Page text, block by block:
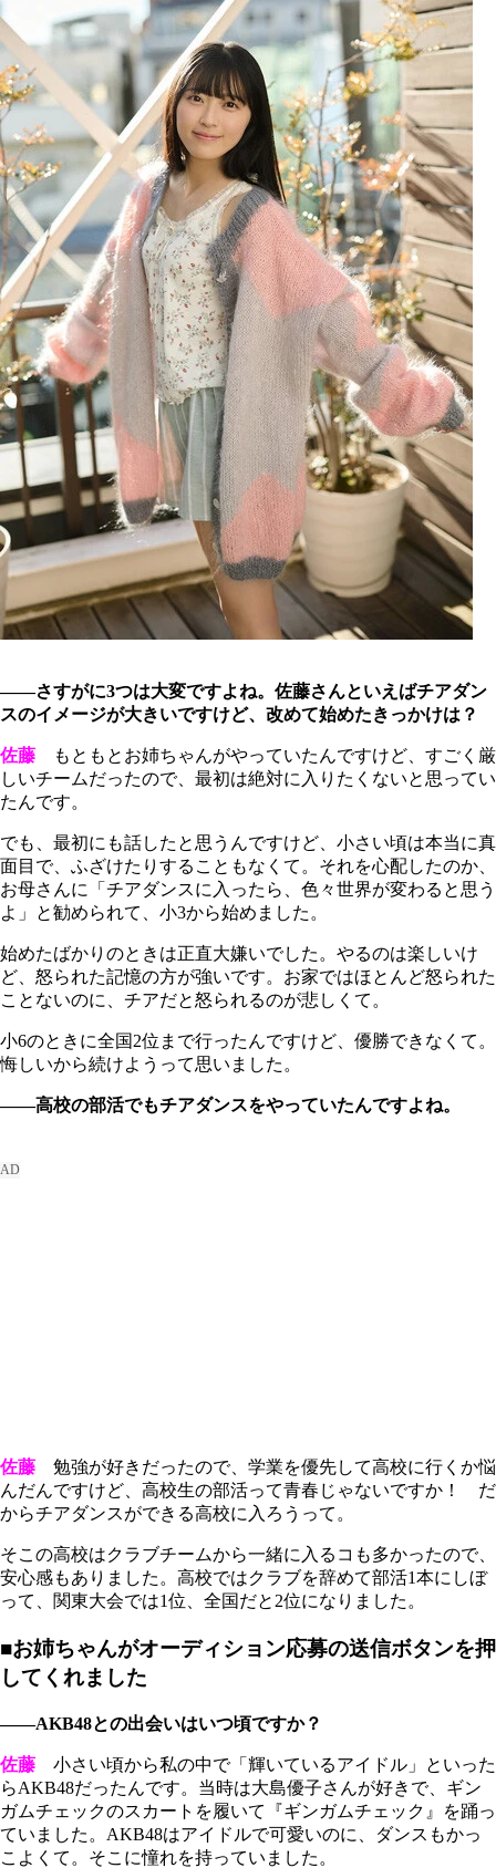
――さすがに3つは大変ですよね。佐藤さんといえばチアダン
スのイメージが大きいですけど、改めて始めたきっかけは？
佐藤 もともとお姉ちゃんがやっていたんですけど、すごく厳
しいチームだったので、最初は絶対に入りたくないと思ってい
たんです。
でも、最初にも話したと思うんですけど、小さい頃は本当に真
面目で、ふざけたりすることもなくて。それを心配したのか、
お母さんに「チアダンスに入ったら、色々世界が変わると思う
よ」と勧められて、小3から始めました。
始めたばかりのときは正直大嫌いでした。やるのは楽しいけ
ど、怒られた記憶の方が強いです。お家ではほとんど怒られた
ことないのに、チアだと怒られるのが悲しくて。
小6のときに全国2位まで行ったんですけど、優勝できなくて。
悔しいから続けようって思いました。
――高校の部活でもチアダンスをやっていたんですよね。
佐藤 勉強が好きだったので、学業を優先して高校に行くか悩
んだんですけど、高校生の部活って青春じゃないですか！ だ
からチアダンスができる高校に入ろうって。
そこの高校はクラブチームから一緒に入るコも多かったので、
安心感もありました。高校ではクラブを辞めて部活1本にしぼ
って、関東大会では1位、全国だと2位になりました。
■お姉ちゃんがオーディション応募の送信ボタンを押
してくれました
――AKB48との出会いはいつ頃ですか？
佐藤 小さい頃から私の中で「輝いているアイドル」といった
らAKB48だったんです。当時は大島優子さんが好きで、ギン
ガムチェックのスカートを履いて『ギンガムチェック』を踊っ
ていました。AKB48はアイドルで可愛いのに、ダンスもかっ
こよくて。そこに憧れを持っていました。